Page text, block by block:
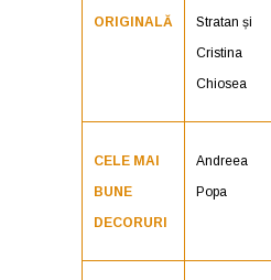
ORIGINALĂ
Stratan și
Cristina
Chiosea
CELE MAI
BUNE
DECORURI
Andreea
Popa